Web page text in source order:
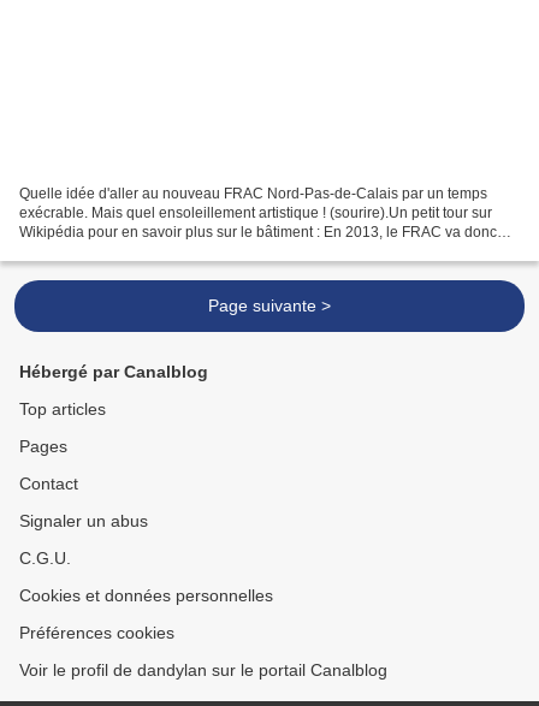
Quelle idée d'aller au nouveau FRAC Nord-Pas-de-Calais par un temps
exécrable. Mais quel ensoleillement artistique ! (sourire).Un petit tour sur
Wikipédia pour en savoir plus sur le bâtiment : En 2013, le FRAC va donc
Page suivante >
Hébergé par Canalblog
Top articles
Pages
Contact
Signaler un abus
C.G.U.
Cookies et données personnelles
Préférences cookies
Voir le profil de dandylan sur le portail Canalblog